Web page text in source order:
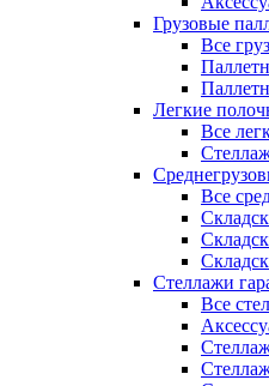
Грузовые
Все
Легкие
Все
Все
Стеллажи
Все